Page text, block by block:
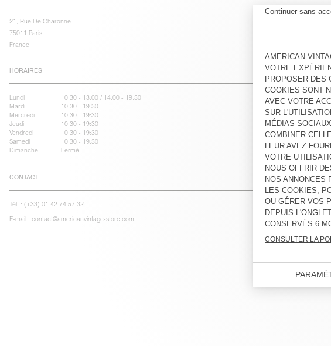
21, Rue De Charonne
75011 Paris
France
HORAIRES
Lundi
10:30 - 13:00 / 14:00 - 19:30
Mardi
10:30 - 19:30
Mercredi
10:30 - 19:30
Jeudi
10:30 - 19:30
Vendredi
10:30 - 19:30
Samedi
10:30 - 19:30
Dimanche
Fermé
CONTACT
Tél. : (+33) 01 42 74 57 32
E-mail : contact@americanvintage-store.com